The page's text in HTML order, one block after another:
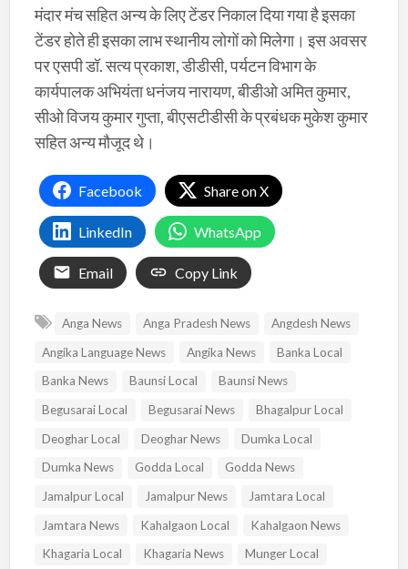
मंदार मंच सहित अन्य के लिए टेंडर निकाल दिया गया है इसका
टेंडर होते ही इसका लाभ स्थानीय लोगों को मिलेगा। इस अवसर
पर एसपी डॉ. सत्य प्रकाश, डीडीसी, पर्यटन विभाग के
कार्यपालक अभियंता धनंजय नारायण, बीडीओ अमित कुमार,
सीओ विजय कुमार गुप्ता, बीएसटीडीसी के प्रबंधक मुकेश कुमार
सहित अन्य मौजूद थे।
Facebook Share on X
LinkedIn WhatsApp
Email Copy Link
Anga News Anga Pradesh News
Angdesh News
Angika Language News
Angika News
Banka Local
Banka News
Baunsi Local
Baunsi News
Begusarai Local
Begusarai News
Bhagalpur Local
Deoghar Local
Deoghar News
Dumka Local
Dumka News
Godda Local
Godda News
Jamalpur Local
Jamalpur News
Jamtara Local
Jamtara News
Kahalgaon Local
Kahalgaon News
Khagaria Local
Khagaria News
Munger Local